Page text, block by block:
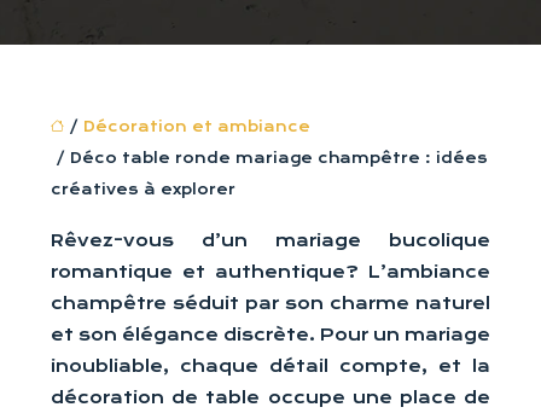
/ Décoration et ambiance
/ Déco table ronde mariage champêtre : idées
créatives à explorer
Rêvez-vous d’un mariage bucolique
romantique et authentique? L’ambiance
champêtre séduit par son charme naturel
et son élégance discrète. Pour un mariage
inoubliable, chaque détail compte, et la
décoration de table occupe une place de